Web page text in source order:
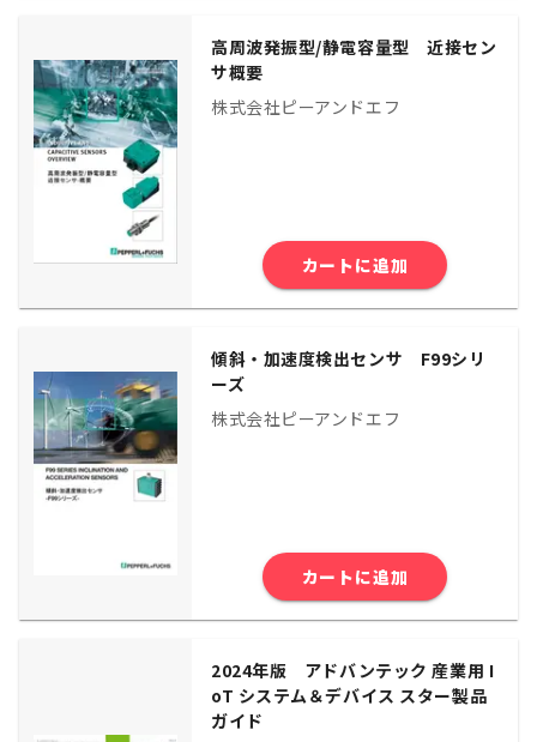
高周波発振型/静電容量型 近接セン
サ概要
株式会社ピーアンドエフ
カートに追加
傾斜・加速度検出センサ F99シリ
ーズ
株式会社ピーアンドエフ
カートに追加
2024年版 アドバンテック 産業用 I
oT システム＆デバイス スター製品
ガイド